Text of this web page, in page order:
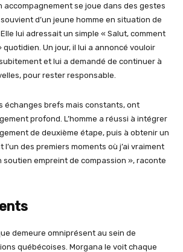
accompagnement se joue dans des gestes
d’un jeune homme en situation de
lui adressait un simple « Salut, comment
quotidien. Un jour, il lui a annoncé vouloir
et lui a demandé de continuer à
pour rester responsable.
échanges brefs mais constants, ont
profond. L’homme a réussi à intégrer
de deuxième étape, puis à obtenir un
l’un des premiers moments où j’ai vraiment
soutien empreint de compassion », raconte
demeure omniprésent au sein de
québécoises. Morgana le voit chaque